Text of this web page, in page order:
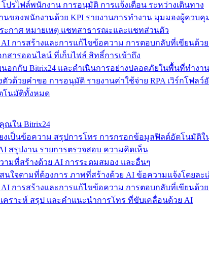
ปรไฟล์พนักงาน การอนุมัติ การแจ้งเตือน ระหว่างเดินทาง
นของพนักงานด้วย KPI รายงานการทำงาน มุมมองผู้ควบคุ
ะกาศ หมายเหตุ แชทสาธารณะและแชทส่วนตัว
AI การสร้างและการแก้ไขข้อความ การตอบกลับที่เขียนด้ว
สารออนไลน์ ที่เก็บไฟล์ สิทธิ์การเข้าถึง
นอกกับ Bitrix24 และดำเนินการอย่างปลอดภัยในพื้นที่ทำง
วด้วยคำขอ การอนุมัติ รายงานค่าใช้จ่าย RPA เวิร์กโฟลว์
โนมัติทั้งหมด
ณใน Bitrix24
งเป็นข้อความ สรุปการโทร การกรอกข้อมูลฟิลด์อัตโนมัติใ
สรุปงาน รายการตรวจสอบ ความคิดเห็น
ามที่สร้างด้วย AI การระดมสมอง และอื่นๆ
นใจตามที่ต้องการ ภาพที่สร้างด้วย AI ข้อความแจ้งโดยละ
AI การสร้างและการแก้ไขข้อความ การตอบกลับที่เขียนด้ว
คราะห์ สรุป และคำแนะนำการโทร ที่ขับเคลื่อนด้วย AI